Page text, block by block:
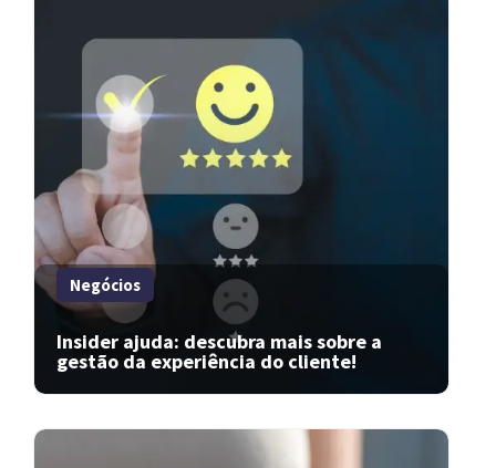
Negócios
Insider ajuda: descubra mais sobre a
gestão da experiência do cliente!